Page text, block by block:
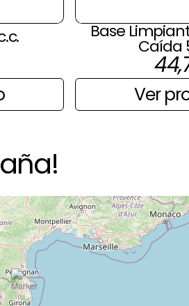
Base
Caída
Ver